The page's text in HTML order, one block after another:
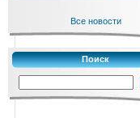
Все новости
Поиск